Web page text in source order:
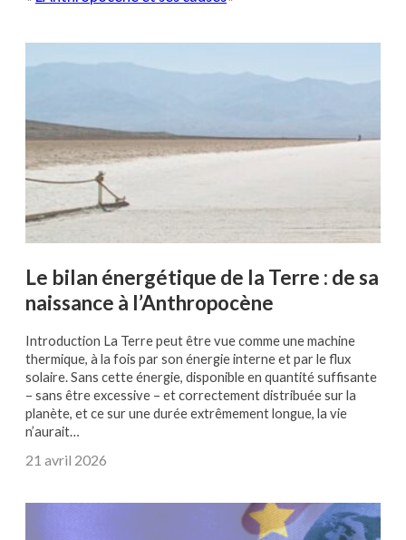
Le bilan énergétique de la Terre : de sa
naissance à l’Anthropocène
Introduction La Terre peut être vue comme une machine
thermique, à la fois par son énergie interne et par le flux
solaire. Sans cette énergie, disponible en quantité suffisante
– sans être excessive – et correctement distribuée sur la
planète, et ce sur une durée extrêmement longue, la vie
n’aurait…
21 avril 2026